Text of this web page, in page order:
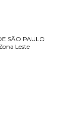
SÃO PAULO
Leste